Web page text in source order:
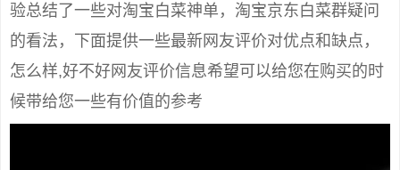
验总结了一些对淘宝白菜神单，淘宝京东白菜群疑问
的看法，下面提供一些最新网友评价对优点和缺点，
怎么样,好不好网友评价信息希望可以给您在购买的时
候带给您一些有价值的参考